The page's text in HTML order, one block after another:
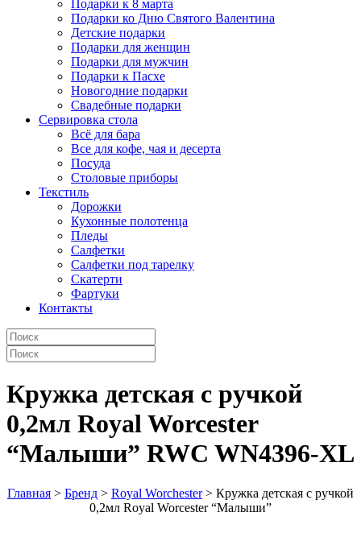
Подарки к 8 марта
Подарки ко Дню Святого Валентина
Детские подарки
Подарки для женщин
Подарки для мужчин
Подарки к Пасхе
Новогодние подарки
Свадебные подарки
Сервировка стола
Всё для бара
Все для кофе, чая и десерта
Посуда
Столовые приборы
Текстиль
Дорожки
Кухонные полотенца
Пледы
Салфетки
Салфетки под тарелку
Скатерти
Фартуки
Контакты
Кружка детская с ручкой
0,2мл Royal Worcester
“Малыши” RWC WN4396-XL
Главная > Бренд > Royal Worchester> Кружка детская с ручкой
0,2мл Royal Worcester “Малыши”